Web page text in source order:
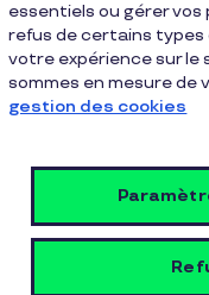
Les experts
3 min de
essentiels ou gérer
refus de certains
votre expérience sur le
sommes en mesure de
gestion des cookies